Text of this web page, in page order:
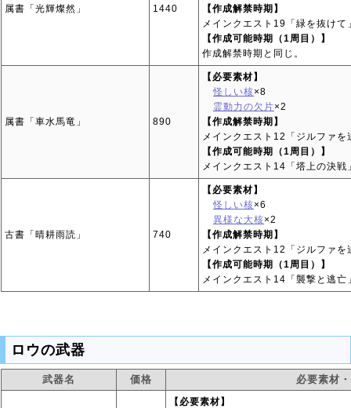
属書「光輝燦然」 1440
【作成解禁時期】
メインクエスト19「緑を抜けて
【作成可能時期（1周目）】
作成解禁時期と同じ。
属書「車水馬竜」 890
【必要素材】
怪しい核×8
霊動力の欠片×2
【作成解禁時期】
メインクエスト12「ジルファを
【作成可能時期（1周目）】
メインクエスト14「塔上の決戦
古書「晴耕雨読」 740
【必要素材】
怪しい核×6
異様な大核×2
【作成解禁時期】
メインクエスト12「ジルファを
【作成可能時期（1周目）】
メインクエスト14「襲撃と逃亡
ロウの武器
武器名 価格 必要素材
【必要素材】